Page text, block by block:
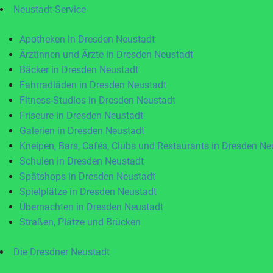
Neustadt-Service
Apotheken in Dresden Neustadt
Ärztinnen und Ärzte in Dresden Neustadt
Bäcker in Dresden Neustadt
Fahrradläden in Dresden Neustadt
Fitness-Studios in Dresden Neustadt
Friseure in Dresden Neustadt
Galerien in Dresden Neustadt
Kneipen, Bars, Cafés, Clubs und Restaurants in Dresden
Schulen in Dresden Neustadt
Spätshops in Dresden Neustadt
Spielplätze in Dresden Neustadt
Übernachten in Dresden Neustadt
Straßen, Plätze und Brücken
Die Dresdner Neustadt